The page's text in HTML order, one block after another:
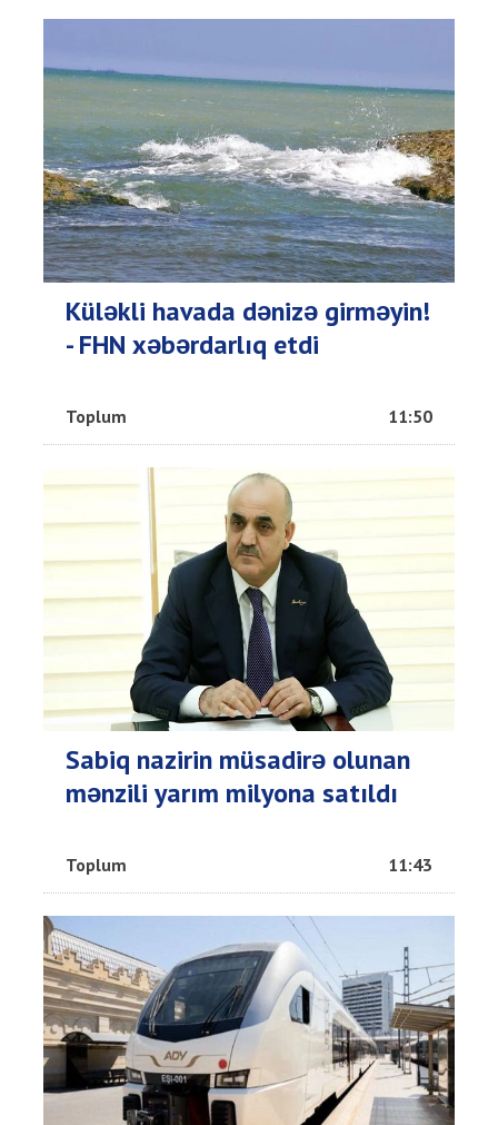
Küləkli havada dənizə girməyin!
- FHN xəbərdarlıq etdi
Toplum 11:50
Sabiq nazirin müsadirə olunan
mənzili yarım milyona satıldı
Toplum 11:43